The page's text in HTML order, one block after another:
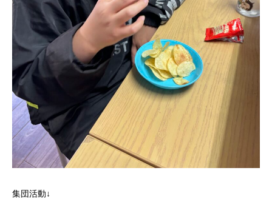
集団活動↓